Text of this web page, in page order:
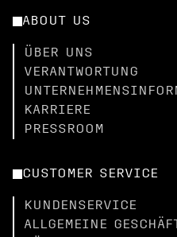
ABOUT US
ÜBER UNS
VERANTWORTUNG
KARRIERE
PRESSROOM
CUSTOMER SERVICE
KUNDENSERVICE
ALLGEMEINE